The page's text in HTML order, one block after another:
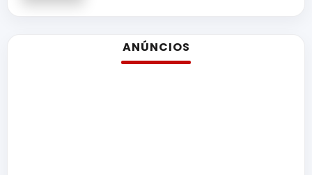
ANÚNCIOS